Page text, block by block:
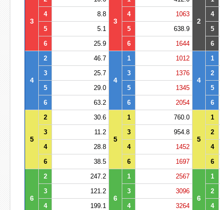
3 3 2
4
8.8 4 1063
4
5
5.1 5 638.9
5
6
25.9 6 1644 6
4
2 46.7
4
1 1012
4
1
3
25.7 3 1376
2
5
29.0 5 1345
5
6
63.2 6 2054 6
5
2 30.6
5
1 760.0
5
1
3
11.2 3 954.8
2
4
28.8 4 1452
4
6
38.5 6 1697 6
6
2 247.2
6
1 2567
6
1
3
121.2 3 3096
2
4
199.1 4 3264
4